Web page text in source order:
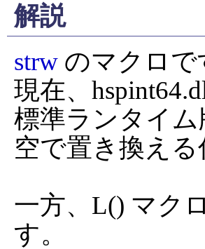
解説
strw のマクロで
現在、
標準ランタイ
空で置き換え
一方、L() マク
す。